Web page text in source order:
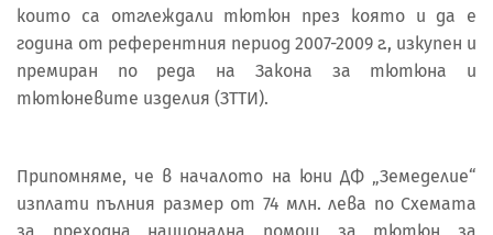
които са отглеждали тютюн през която и да е
година от референтния период 2007-2009 г., изкупен и
премиран по реда на Закона за тютюна и
тютюневите изделия (ЗТТИ).
Припомняме, че в началото на юни ДФ „Земеделие“
изплати пълния размер от 74 млн. лева по Схемата
за преходна национална помощ за тютюн за